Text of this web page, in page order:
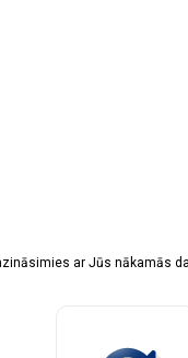
ar Jūs nākamās